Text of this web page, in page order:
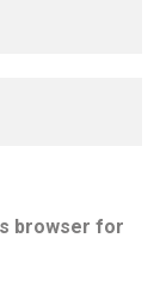
browser for